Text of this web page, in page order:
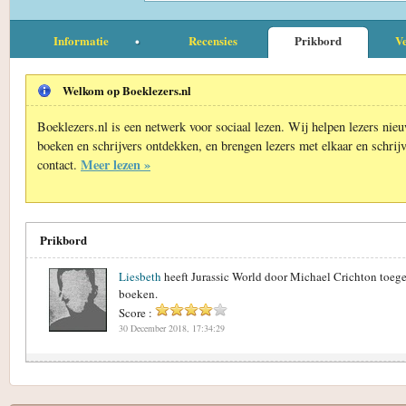
Informatie Recensies Prikbord
Welkom op Boeklezers.nl
Boeklezers.nl is een netwerk voor sociaal lezen. Wij helpen lezers
boeken en schrijvers ontdekken, en brengen lezers met elkaar en
contact. Meer lezen »
Prikbord
Liesbeth heeft Jurassic World door Michael Crichton
boeken.
Score :
30 December 2018, 17:34:29